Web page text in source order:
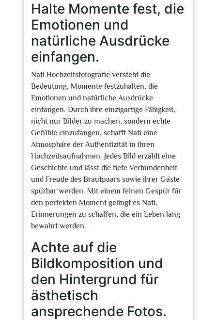
Halte Momente fest, die
Emotionen und
natürliche Ausdrücke
einfangen.
Nati Hochzeitsfotografie versteht die
Bedeutung, Momente festzuhalten, die
Emotionen und natürliche Ausdrücke
einfangen. Durch ihre einzigartige Fähigkeit,
nicht nur Bilder zu machen, sondern echte
Gefühle einzufangen, schafft Nati eine
Atmosphäre der Authentizität in ihren
Hochzeitsaufnahmen. Jedes Bild erzählt eine
Geschichte und lässt die tiefe Verbundenheit
und Freude des Brautpaars sowie ihrer Gäste
spürbar werden. Mit einem feinen Gespür für
den perfekten Moment gelingt es Nati,
Erinnerungen zu schaffen, die ein Leben lang
bewahrt werden.
Achte auf die
Bildkomposition und
den Hintergrund für
ästhetisch
ansprechende Fotos.